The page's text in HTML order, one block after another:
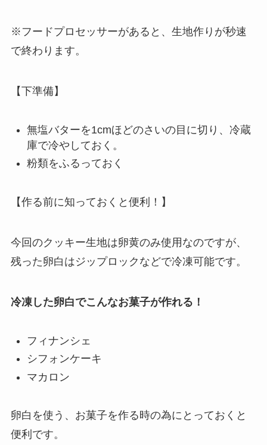
※フードプロセッサーがあると、生地作りが秒速
で終わります。
【下準備】
無塩バターを1cmほどのさいの目に切り、冷蔵
庫で冷やしておく。
粉類をふるっておく
【作る前に知っておくと便利！】
今回のクッキー生地は卵黄のみ使用なのですが、
残った卵白はジップロックなどで冷凍可能です。
冷凍した卵白でこんなお菓子が作れる！
フィナンシェ
シフォンケーキ
マカロン
卵白を使う、お菓子を作る時の為にとっておくと
便利です。